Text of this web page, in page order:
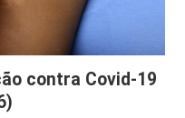
contra Covid-19